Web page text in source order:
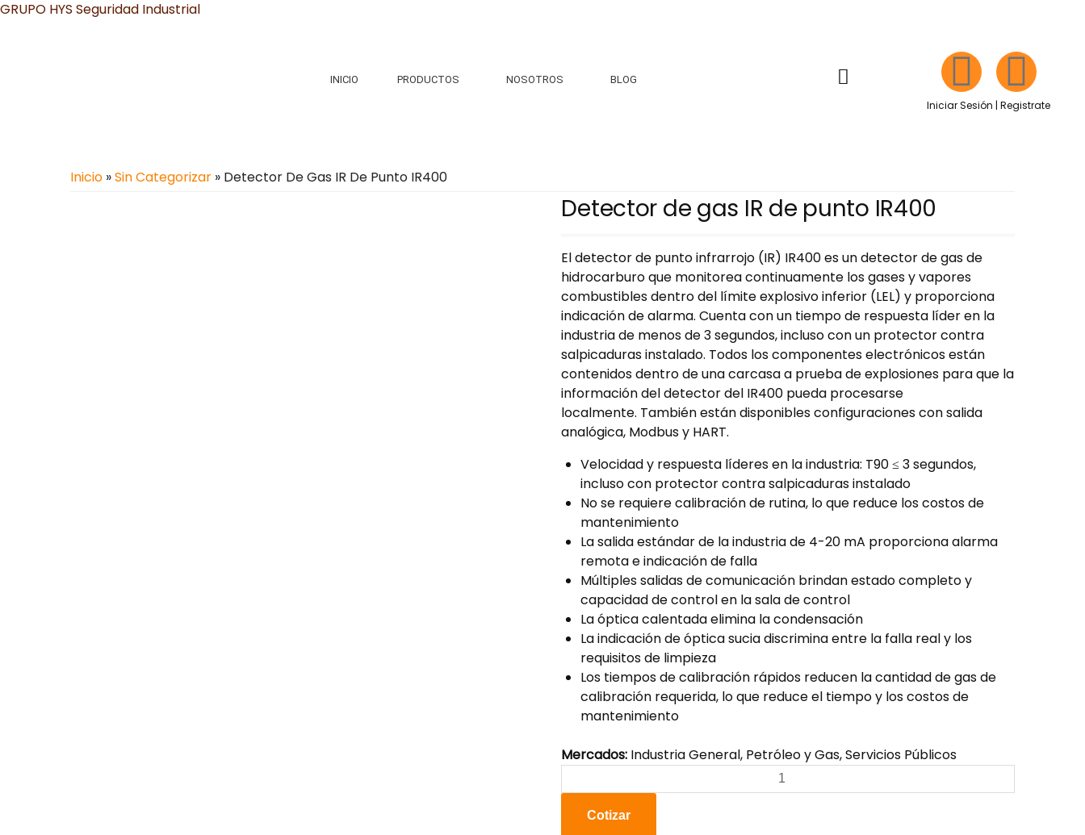
GRUPO HYS Seguridad Industrial
INICIO PRODUCTOS NOSOTROS BLOG
Iniciar Sesión | Registrate
Inicio »Sin Categorizar » Detector De Gas IR De Punto IR400
Detector de gas IR de punto IR400
El detector de punto infrarrojo (IR) IR400 es un detector de gas de
hidrocarburo que monitorea continuamente los gases y vapores
combustibles dentro del límite explosivo inferior (LEL) y proporciona
indicación de alarma. Cuenta con un tiempo de respuesta líder en la
industria de menos de 3 segundos, incluso con un protector contra
salpicaduras instalado. Todos los componentes electrónicos están
contenidos dentro de una carcasa a prueba de explosiones para que la
información del detector del IR400 pueda procesarse
localmente. También están disponibles configuraciones con salida
analógica, Modbus y HART.
Velocidad y respuesta líderes en la industria: T90 ≤ 3 segundos,
incluso con protector contra salpicaduras instalado
No se requiere calibración de rutina, lo que reduce los costos de
mantenimiento
La salida estándar de la industria de 4-20 mA proporciona alarma
remota e indicación de falla
Múltiples salidas de comunicación brindan estado completo y
capacidad de control en la sala de control
La óptica calentada elimina la condensación
La indicación de óptica sucia discrimina entre la falla real y los
requisitos de limpieza
Los tiempos de calibración rápidos reducen la cantidad de gas de
calibración requerida, lo que reduce el tiempo y los costos de
mantenimiento
Mercados: Industria General, Petróleo y Gas, Servicios Públicos
Cotizar